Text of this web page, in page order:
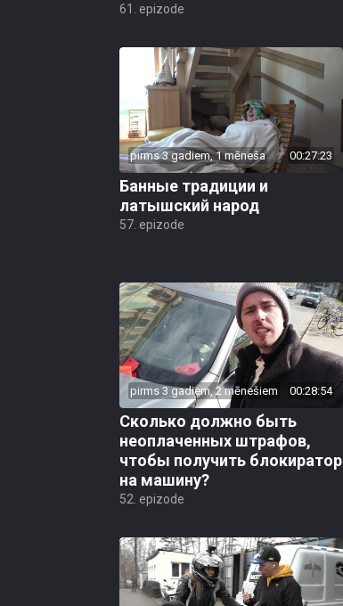
61. epizode
pirms 3 gadiem, 1 mēneša 00:27:23
Банные традиции и
латышский народ
57. epizode
pirms 3 gadiem, 2 mēnešiem 00:28:54
Сколько должно быть
неоплаченных штрафов,
чтобы получить блокиратор
на машину?
52. epizode